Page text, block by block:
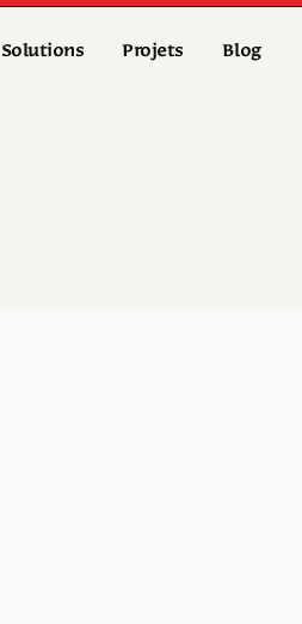
Blog
Projets
Solutions